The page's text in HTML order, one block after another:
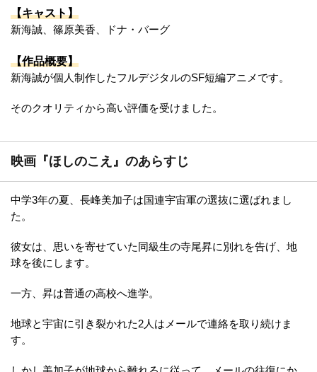
【キャスト】
新海誠、篠原美香、ドナ・バーグ
【作品概要】
新海誠が個人制作したフルデジタルのSF短編アニメです。
そのクオリティから高い評価を受けました。
映画『ほしのこえ』のあらすじ
中学3年の夏、長峰美加子は国連宇宙軍の選抜に選ばれまし
た。
彼女は、思いを寄せていた同級生の寺尾昇に別れを告げ、地
球を後にします。
一方、昇は普通の高校へ進学。
地球と宇宙に引き裂かれた2人はメールで連絡を取り続けま
す。